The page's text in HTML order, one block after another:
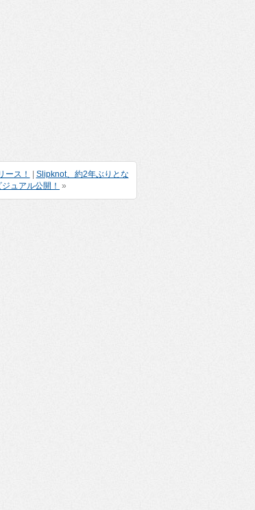
ース！
Slipknot、約2年ぶりとな
ュアル公開！ »